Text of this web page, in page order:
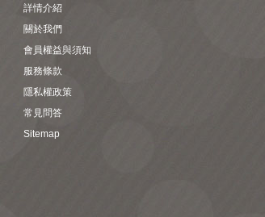
詳情介紹
關於我們
會員權益與須知
服務條款
隱私權政策
常見問答
Sitemap